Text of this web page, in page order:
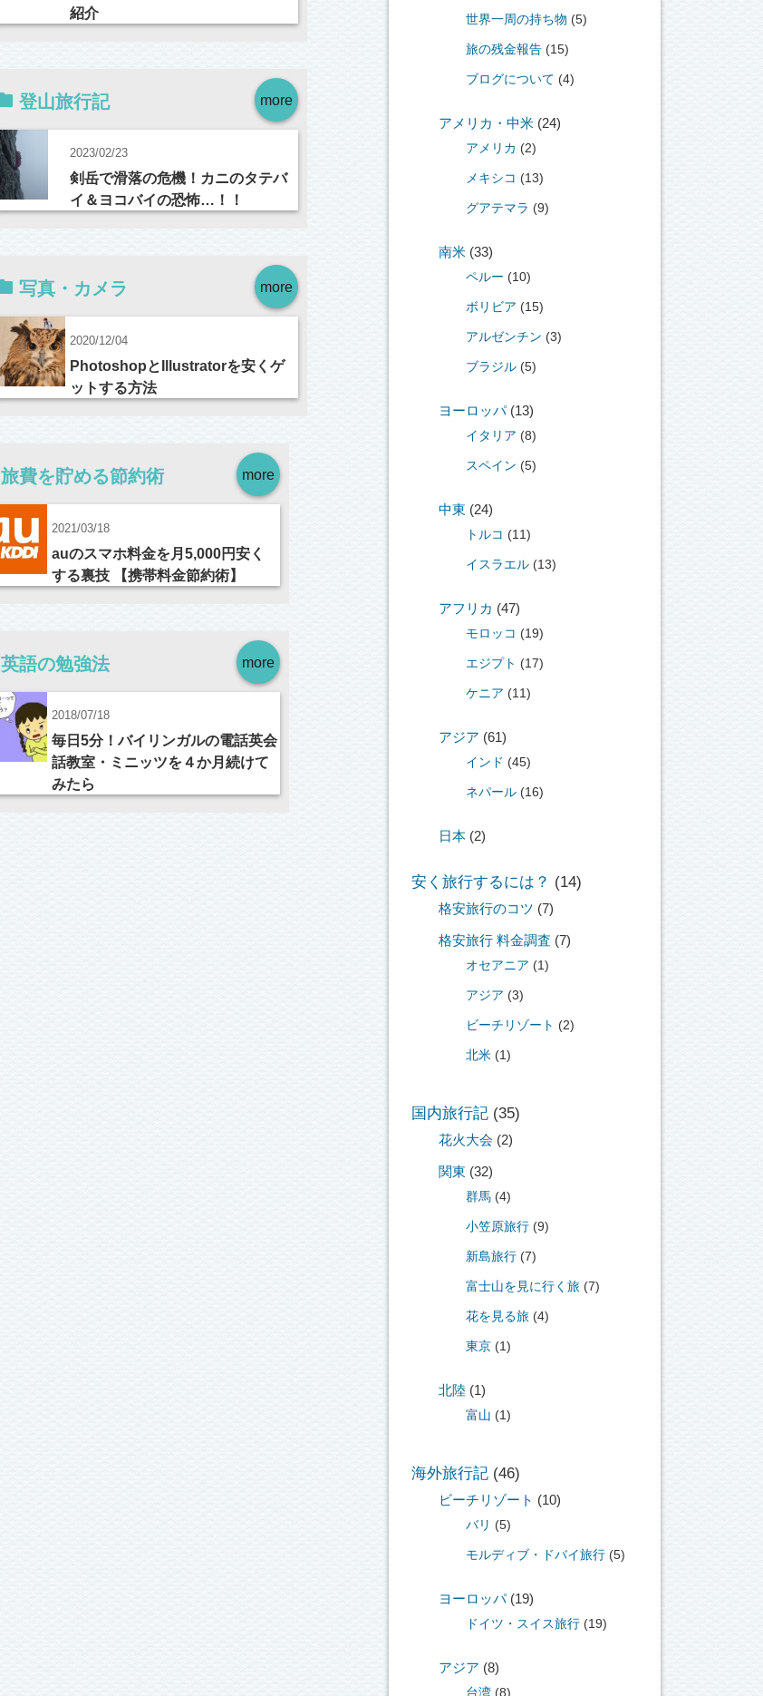
紹介
more
登山旅行記
2023/02/23
剣岳で滑落の危機！カニのタテバ
イ＆ヨコバイの恐怖…！！
more
写真・カメラ
2020/12/04
PhotoshopとIllustratorを安くゲ
ットする方法
more
旅費を貯める節約術
2021/03/18
auのスマホ料金を月5,000円安く
する裏技 【携帯料金節約術】
more
英語の勉強法
2018/07/18
毎日5分！バイリンガルの電話英会
話教室・ミニッツを４か月続けて
みたら
世界一周の持ち物 (5)
旅の残金報告 (15)
ブログについて (4)
アメリカ・中米 (24)
アメリカ (2)
メキシコ (13)
グアテマラ (9)
南米 (33)
ペルー (10)
ボリビア (15)
アルゼンチン (3)
ブラジル (5)
ヨーロッパ(13)
イタリア (8)
スペイン (5)
中東 (24)
トルコ (11)
イスラエル (13)
アフリカ (47)
モロッコ (19)
エジプト (17)
ケニア (11)
アジア (61)
インド (45)
ネパール (16)
日本 (2)
安く旅行するには？ (14)
格安旅行のコツ (7)
格安旅行 料金調査 (7)
オセアニア (1)
アジア (3)
ビーチリゾート (2)
北米 (1)
国内旅行記 (35)
花火大会 (2)
関東 (32)
群馬 (4)
小笠原旅行 (9)
新島旅行 (7)
富士山を見に行く旅 (7)
花を見る旅 (4)
東京 (1)
北陸 (1)
富山 (1)
海外旅行記 (46)
ビーチリゾート (10)
バリ (5)
モルディブ・ドバイ旅行 (5)
ヨーロッパ(19)
ドイツ・スイス旅行 (19)
アジア (8)
台湾 (8)